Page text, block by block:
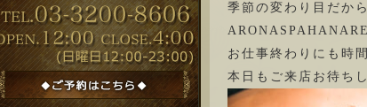
季節の変わり目だか
お仕事終わりにも時
本日もご来店お待ち